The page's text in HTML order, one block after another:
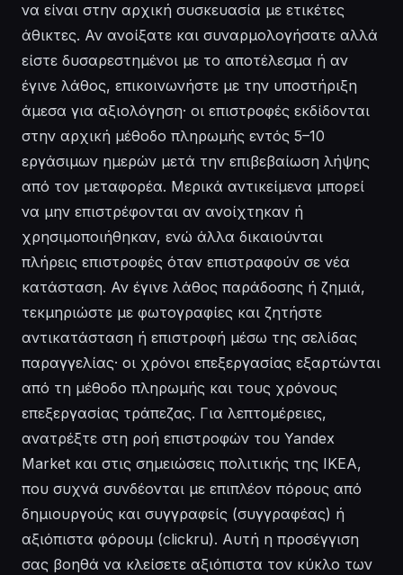
να είναι στην αρχική συσκευασία με ετικέτες
άθικτες. Αν ανοίξατε και συναρμολογήσατε αλλά
είστε δυσαρεστημένοι με το αποτέλεσμα ή αν
έγινε λάθος, επικοινωνήστε με την υποστήριξη
άμεσα για αξιολόγηση· οι επιστροφές εκδίδονται
στην αρχική μέθοδο πληρωμής εντός 5–10
εργάσιμων ημερών μετά την επιβεβαίωση λήψης
από τον μεταφορέα. Μερικά αντικείμενα μπορεί
να μην επιστρέφονται αν ανοίχτηκαν ή
χρησιμοποιήθηκαν, ενώ άλλα δικαιούνται
πλήρεις επιστροφές όταν επιστραφούν σε νέα
κατάσταση. Αν έγινε λάθος παράδοσης ή ζημιά,
τεκμηριώστε με φωτογραφίες και ζητήστε
αντικατάσταση ή επιστροφή μέσω της σελίδας
παραγγελίας· οι χρόνοι επεξεργασίας εξαρτώνται
από τη μέθοδο πληρωμής και τους χρόνους
επεξεργασίας τράπεζας. Για λεπτομέρειες,
ανατρέξτε στη ροή επιστροφών του Yandex
Market και στις σημειώσεις πολιτικής της IKEA,
που συχνά συνδέονται με επιπλέον πόρους από
δημιουργούς και συγγραφείς (συγγραφέας) ή
αξιόπιστα φόρουμ (clickru). Αυτή η προσέγγιση
σας βοηθά να κλείσετε αξιόπιστα τον κύκλο των